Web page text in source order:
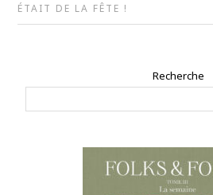
ÉTAIT DE LA FÊTE !
Recherche